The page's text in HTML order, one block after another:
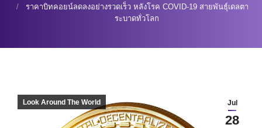
ราคาบิทคอยน์ลดลงอย่างรวดเร็ว หลังโรค COVID-19 สายพันธุ์เดลตา
ระบาดทั่วโลก
Jul
28
Look Around The World